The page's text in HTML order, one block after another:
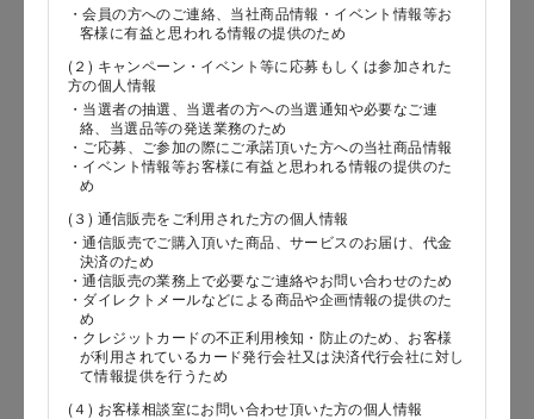
・会員の方へのご連絡、当社商品情報・イベント情報等お
客様に有益と思われる情報の提供のため
(２) キャンペーン・イベント等に応募もしくは参加された
方の個人情報
・当選者の抽選、当選者の方への当選通知や必要なご連
絡、当選品等の発送業務のため
・ご応募、ご参加の際にご承諾頂いた方への当社商品情報
・イベント情報等お客様に有益と思われる情報の提供のた
め
(３) 通信販売をご利用された方の個人情報
・通信販売でご購入頂いた商品、サービスのお届け、代金
決済のため
・通信販売の業務上で必要なご連絡やお問い合わせのため
・ダイレクトメールなどによる商品や企画情報の提供のた
め
・クレジットカードの不正利用検知・防止のため、お客様
が利用されているカード発行会社又は決済代行会社に対し
て情報提供を行うため
(４) お客様相談室にお問い合わせ頂いた方の個人情報
お問い合わせ時氏名（カナ）
［セイ］
［メイ］
（全角で入力してください）
電話番号
メールアドレス